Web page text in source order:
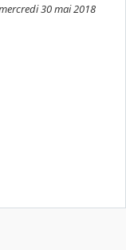
30 mai 2018